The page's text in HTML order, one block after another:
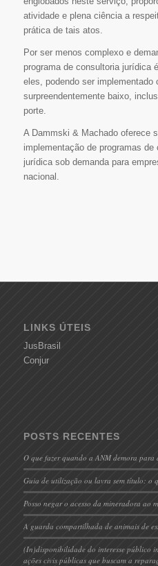
atividade e plena ciência a
prática de tais atos.
Por ser menos complexo e
programa de consultoria jurídica
eles, podendo ser
surpreendentemente baixo,
porte.
A Dammski & Machado oferece
implementação de programas
jurídica sob demanda para
nacional.
LINKS ÚTEIS
JusBrasil
Conjur
POSTS RECENTES
O que fazer quando a ANM demora para
Guia de utilização ou lavra sem título: o
Posso negar o acesso da mineradora ao
A guarda compartilhada de animais de
(In)disponibilidade do interesse público
ações civis públicas que buscam a